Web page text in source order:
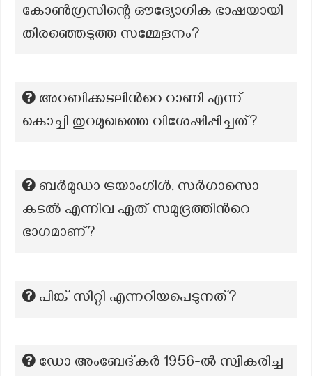
കോൺഗ്രസിന്റെ ഔദ്യോഗിക ഭാഷയായി
തിരഞ്ഞെടുത്ത സമ്മേളനം?
അറബിക്കടലിന്‍റെ റാണി എന്ന്
കൊച്ചി തുറമുഖത്തെ വിശേഷിപ്പിച്ചത്?
ബർമുഡാ ട്രയാംഗിൾ, സർഗാസൊ
കടൽ എന്നിവ ഏത് സമുദ്രത്തിൻറെ
ഭാഗമാണ്?
പിങ്ക് സിറ്റി എന്നറിയപെടുനത്‌?
ഡോ അംബേദ്കർ 1956-ൽ സ്വീകരിച്ച